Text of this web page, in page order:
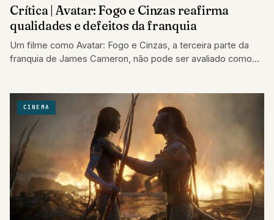
Crítica | Avatar: Fogo e Cinzas reafirma
qualidades e defeitos da franquia
Um filme como Avatar: Fogo e Cinzas, a terceira parte da
franquia de James Cameron, não pode ser avaliado como
CINEMA